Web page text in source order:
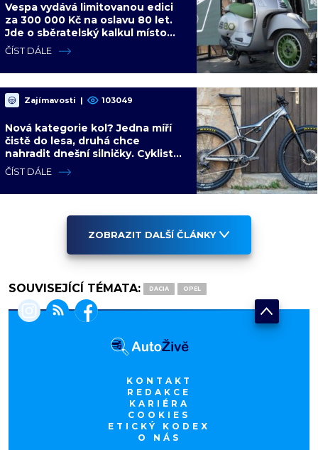
Vespa vydává limitovanou edici
za 300 000 Kč na oslavu 80 let.
Jde o sběratelský kalkul místo
jízdního upgradu
ČÍST DÁLE
Zajímavosti | 103049
Nová kategorie kol? Jedna míří
čistě do lesa, druhá chce
nahradit dnešní silničky. Cyklisté
mají rozporuplné názory
ČÍST DÁLE
ZOBRAZIT DALŠÍ ČLÁNKY
SOUVISEJÍCÍ TÉMATA: DACIA OPEL
KONTAKT
REDAKCE
KARIÉRA
COOKIES
ETICKÝ KODEX
O NÁS